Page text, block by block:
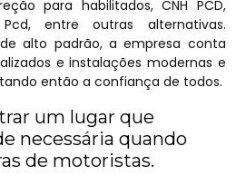
para habilitados, CNH PCD,
entre outras alternativas.
alto padrão, a empresa conta
e instalações modernas e
então a confiança de todos.
um lugar que
necessária quando
de motoristas.